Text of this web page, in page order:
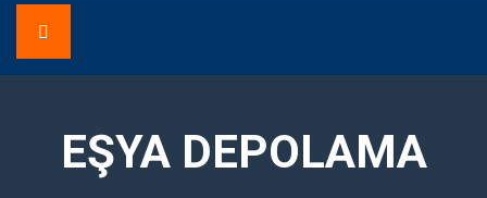
HAKKIMIZDA
EŞYA DEPOLAMA